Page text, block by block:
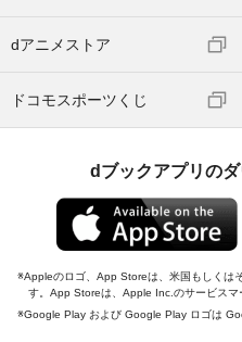
dアニメストア
ドコモスポーツくじ
dブックアプリの
Appleのロゴ、App Storeは、米国もしくは
す。App Storeは、Apple Inc.のサービスマ
Google Play および Google Play ロゴは